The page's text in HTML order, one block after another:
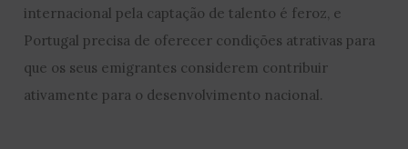
internacional pela captação de talento é feroz, e
Portugal precisa de oferecer condições atrativas para
que os seus emigrantes considerem contribuir
ativamente para o desenvolvimento nacional.